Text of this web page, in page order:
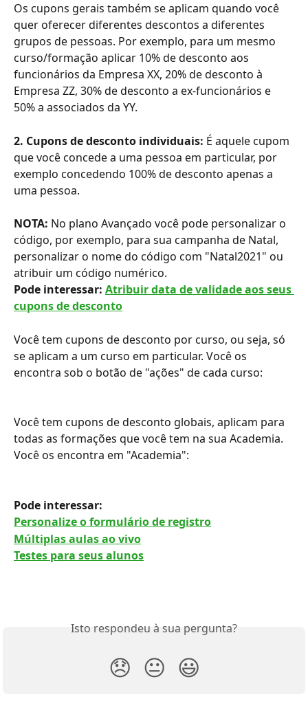
Os cupons gerais também se aplicam quando você
quer oferecer diferentes descontos a diferentes
grupos de pessoas. Por exemplo, para um mesmo
curso/formação aplicar 10% de desconto aos
funcionários da Empresa XX, 20% de desconto à
Empresa ZZ, 30% de desconto a ex-funcionários e
50% a associados da YY.
2. Cupons de desconto individuais: É aquele cupom
que você concede a uma pessoa em particular, por
exemplo concedendo 100% de desconto apenas a
uma pessoa.
NOTA: No plano Avançado você pode personalizar o
código, por exemplo, para sua campanha de Natal,
personalizar o nome do código com "Natal2021" ou
atribuir um código numérico.
Pode interessar: Atribuir data de validade aos seus
cupons de desconto
Você tem cupons de desconto por curso, ou seja, só
se aplicam a um curso em particular. Você os
encontra sob o botão de "ações" de cada curso:
Você tem cupons de desconto globais, aplicam para
todas as formações que você tem na sua Academia.
Você os encontra em "Academia":
Pode interessar:
Personalize o formulário de registro
Múltiplas aulas ao vivo
Testes para seus alunos
Isto respondeu à sua pergunta?
😞 😐 😃